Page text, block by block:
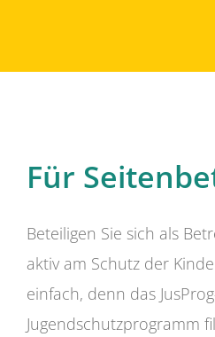
Für
Beteiligen Sie sich als
aktiv am Schutz der
einfach, denn das
Jugendschutzprogramm